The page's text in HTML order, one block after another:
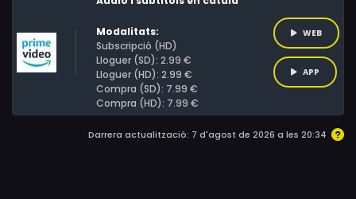
Modalitats:
Subscripció (HD)
Lloguer (SD): 2.99 €
Lloguer (HD): 2.99 €
Compra (SD): 7.99 €
Compra (HD): 7.99 €
WEB
APP
Darrera actualització: 7 d'agost de 2026 a les 20:34